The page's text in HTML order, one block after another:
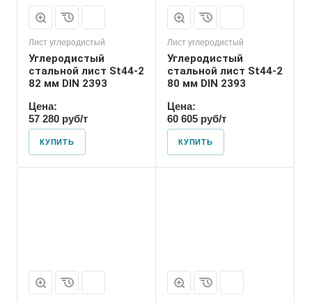
Лист углеродистый
Углеродистый
стальной лист St44-2
82 мм DIN 2393
Цена:
57 280 руб/т
КУПИТЬ
Лист углеродистый
Углеродистый
стальной лист St44-2
80 мм DIN 2393
Цена:
60 605 руб/т
КУПИТЬ